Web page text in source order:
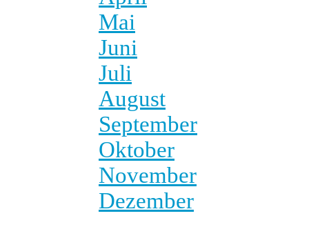
Mai
Juni
Juli
August
September
Oktober
November
Dezember